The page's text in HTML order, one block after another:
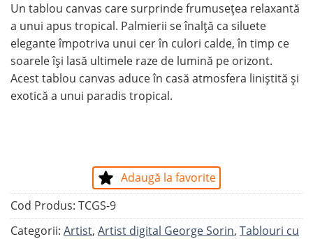
Un tablou canvas care surprinde frumusețea relaxantă
a unui apus tropical. Palmierii se înalță ca siluete
elegante împotriva unui cer în culori calde, în timp ce
soarele își lasă ultimele raze de lumină pe orizont.
Acest tablou canvas aduce în casă atmosfera liniștită și
exotică a unui paradis tropical.
Adaugă la favorite
Cod Produs: TCGS-9
Categorii: Artist, Artist digital George Sorin, Tablouri cu